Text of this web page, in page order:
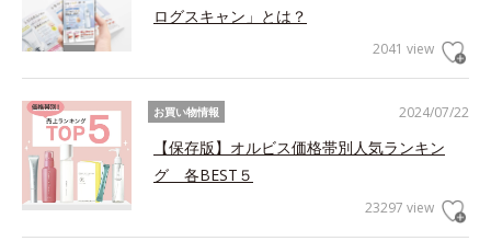
ログスキャン」とは？
2041 view
2024/07/22
お買い物情報
【保存版】オルビス価格帯別人気ランキン
グ 各BEST５
23297 view